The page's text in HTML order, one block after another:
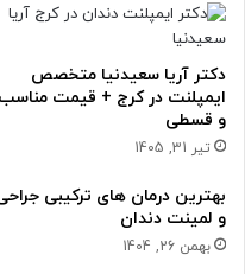
دکتر آریا سعیدنیا متخصص
ایمپلنت در کرج + قیمت مناسب
و قسطی
تیر 31, 1405
بهترین درمان های ترکیبی
و لمینت دندان
بهمن 26, 1404